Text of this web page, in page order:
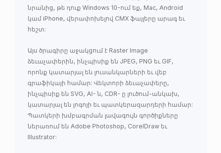
նրանից, թե դուք Windows 10-ում եք, Mac, Android
կամ iPhone, վերափոխելով CMX ֆայլերը արագ եւ
հեշտ:
Այս ծրագիրը աջակցում է Raster Image
ձեւաչափերին, ինչպիսիք են JPEG, PNG եւ GIF,
որոնք կատարյալ են լուսանկարների եւ վեբ
գրաֆիկայի համար: Վեկտորի ձեւաչափերը,
ինչպիսիք են SVG, AI- ն, CDR- ը լուծում-անկախ,
կատարյալ են լոգոյի եւ պատկերազարդերի համար:
Պատկերի խմբագրման լավագույն գործիքները
ներառում են Adobe Photoshop, CorelDraw եւ
Illustrator: